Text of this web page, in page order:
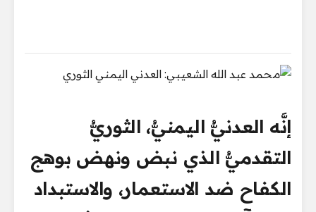
إنَّه العدنيُّ اليمنيُّ، الثوريُّ
التقدميُّ الذي نبض ونهض بوهج
الكفاح ضد الاستعمار، والاستبداد